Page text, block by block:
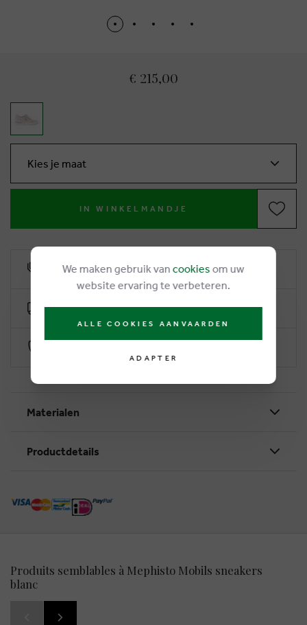
€ 215,00
Kies je maat
IN WINKELMANDJE
6% remise de fidélité
Livraison gratuite dès €50
Materialen
Productdetails
Produits semblables à Mephisto Mobils sneakers
blanc
We maken gebruik van cookies om uw
website ervaring te verbeteren.
ALLE COOKIES AANVAARDEN
ADAPTER